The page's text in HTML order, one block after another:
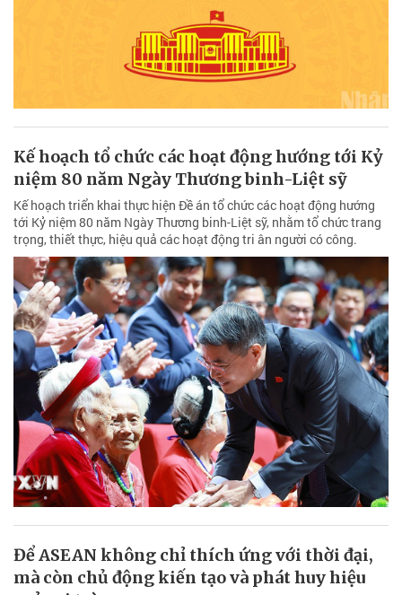
Kế hoạch tổ chức các hoạt động hướng tới Kỷ
niệm 80 năm Ngày Thương binh-Liệt sỹ
Kế hoạch triển khai thực hiện Đề án tổ chức các hoạt động hướng
tới Kỷ niệm 80 năm Ngày Thương binh-Liệt sỹ, nhằm tổ chức trang
trọng, thiết thực, hiệu quả các hoạt động tri ân người có công.
Để ASEAN không chỉ thích ứng với thời đại,
mà còn chủ động kiến tạo và phát huy hiệu